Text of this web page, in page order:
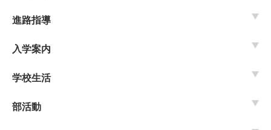
進路指導
入学案内
学校生活
部活動